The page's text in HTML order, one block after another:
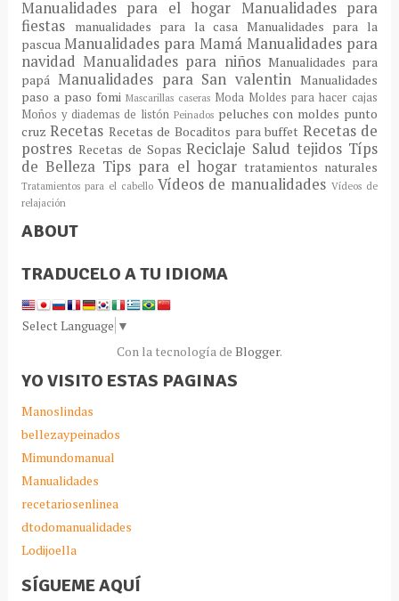
Manualidades para el hogar Manualidades para
fiestas
manualidades para la casa Manualidades para la
pascua Manualidades para MamáManualidades para
navidadManualidades para niños Manualidades para
papá Manualidades para San valentinManualidades
paso a paso fomi Mascarillas caseras Moda Moldes para hacer cajas
Moños y diademas de listón Peinados peluches con moldes punto
cruzRecetas Recetas de Bocaditos para buffet Recetas de
postres Recetas de SopasReciclaje Saludtejidos Típs
de Belleza Tips para el hogar tratamientos naturales
Tratamientos para el cabello Vídeos de manualidadesVídeos de
relajación
ABOUT
TRADUCELO A TU IDIOMA
Select Language ▼
Con la tecnología de Blogger.
YO VISITO ESTAS PAGINAS
Manoslindas
bellezaypeinados
Mimundomanual
Manualidades
recetariosenlinea
dtodomanualidades
Lodijoella
SÍGUEME AQUÍ